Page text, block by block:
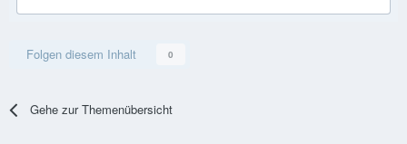
Folgen diesem Inhalt 0
Gehe zur Themenübersicht